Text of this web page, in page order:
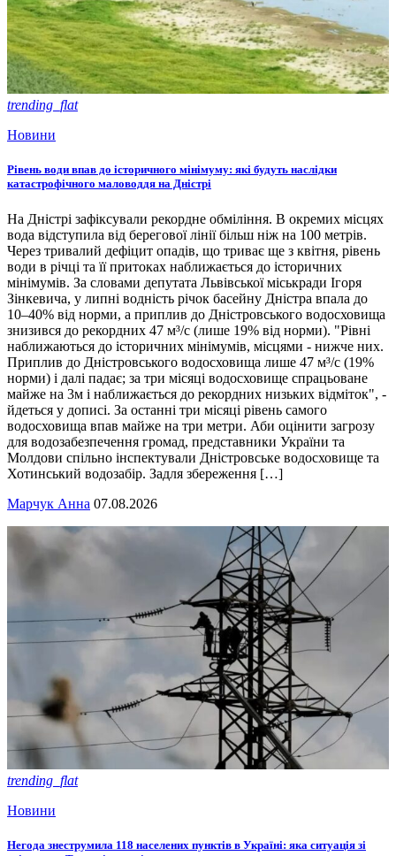
trending_flat
Новини
Рівень води впав до історичного мінімуму: які будуть наслідки
катастрофічного маловоддя на Дністрі
На Дністрі зафіксували рекордне обміління. В окремих місцях
вода відступила від берегової лінії більш ніж на 100 метрів.
Через тривалий дефіцит опадів, що триває ще з квітня, рівень
води в річці та її притоках наближається до історичних
мінімумів. За словами депутата Львівської міськради Ігоря
Зінкевича, у липні водність річок басейну Дністра впала до
10–40% від норми, а приплив до Дністровського водосховища
знизився до рекордних 47 м³/с (лише 19% від норми). "Рівні
наближаються до історичних мінімумів, місцями - нижче них.
Приплив до Дністровського водосховища лише 47 м³/с (19%
норми) і далі падає; за три місяці водосховище спрацьоване
майже на 3м і наближається до рекордних низьких відміток", -
йдеться у дописі. За останні три місяці рівень самого
водосховища впав майже на три метри. Аби оцінити загрозу
для водозабезпечення громад, представники України та
Молдови спільно інспектували Дністровське водосховище та
Хотинський водозабір. Задля збереження […]
Марчук Анна 07.08.2026
trending_flat
Новини
Негода знеструмила 118 населених пунктів в Україні: яка ситуація зі